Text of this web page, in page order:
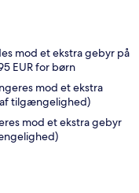
mod et ekstra gebyr på
EUR for børn
mod et ekstra
tilgængelighed)
mod et ekstra gebyr